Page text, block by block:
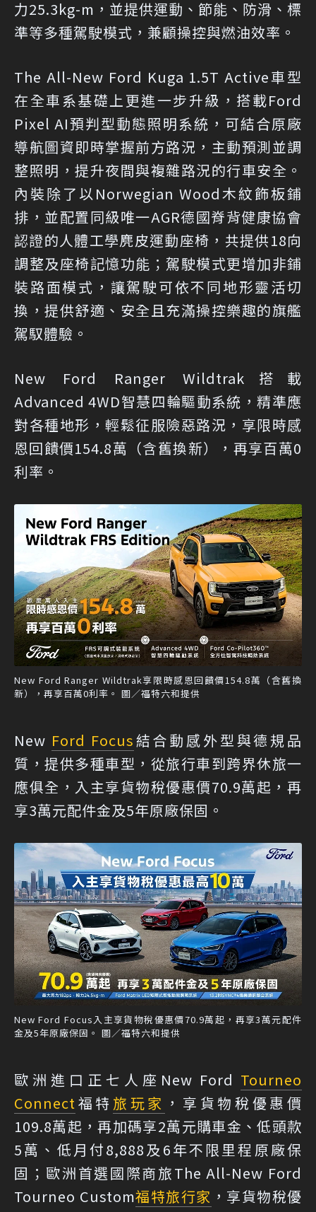
力25.3kg-m，並提供運動、節能、防滑、標
準等多種駕駛模式，兼顧操控與燃油效率。
The All-New Ford Kuga 1.5T Active車型
在全車系基礎上更進一步升級，搭載Ford
Pixel AI預判型動態照明系統，可結合原廠
導航圖資即時掌握前方路況，主動預測並調
整照明，提升夜間與複雜路況的行車安全。
內裝除了以Norwegian Wood木紋飾板鋪
排，並配置同級唯一AGR德國脊背健康協會
認證的人體工學麂皮運動座椅，共提供18向
調整及座椅記憶功能；駕駛模式更增加非鋪
裝路面模式，讓駕駛可依不同地形靈活切
換，提供舒適、安全且充滿操控樂趣的旗艦
駕馭體驗。
New Ford Ranger Wildtrak搭載
Advanced 4WD智慧四輪驅動系統，精準應
對各種地形，輕鬆征服險惡路況，享限時感
恩回饋價154.8萬（含舊換新），再享百萬0
利率。
New Ford Ranger Wildtrak享限時感恩回饋價154.8萬（含舊換
新），再享百萬0利率。 圖／福特六和提供
New Ford Focus結合動感外型與德規品
質，提供多種車型，從旅行車到跨界休旅一
應俱全，入主享貨物稅優惠價70.9萬起，再
享3萬元配件金及5年原廠保固。
New Ford Focus入主享貨物稅優惠價70.9萬起，再享3萬元配件
金及5年原廠保固。 圖／福特六和提供
歐洲進口正七人座New Ford Tourneo
Connect 福特 旅玩家 ，享貨物稅優惠價
109.8萬起，再加碼享2萬元購車金、低頭款
5萬、低月付8,888及6年不限里程原廠保
固；歐洲首選國際商旅The All-New Ford
Tourneo Custom福特旅行家 ，享貨物稅優